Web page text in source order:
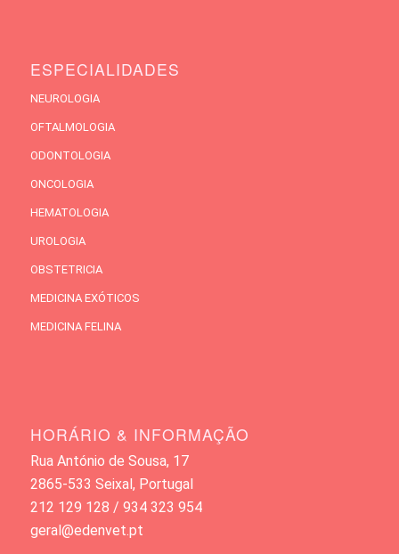
ESPECIALIDADES
NEUROLOGIA
OFTALMOLOGIA
ODONTOLOGIA
ONCOLOGIA
HEMATOLOGIA
UROLOGIA
OBSTETRICIA
MEDICINA EXÓTICOS
MEDICINA FELINA
HORÁRIO & INFORMAÇÃO
Rua António de Sousa, 17
2865-533 Seixal, Portugal
212 129 128 / 934 323 954
geral@edenvet.pt